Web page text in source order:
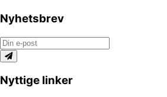
Nyhetsbrev
Nyttige linker